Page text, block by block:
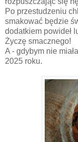
Po przestudzeniu
smakować będzie
dodatkiem powideł
Życzę smacznego!
A - gdybym nie
2025 roku.